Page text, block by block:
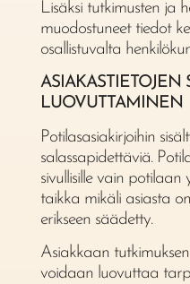
Lisäksi tutkimusten ja
muodostuneet tiedot
osallistuvalta
LUOVUTTAMINEN
Potilasasiakirjoihin
salassapidettäviä.
sivullisille vain potilaan
taikka mikäli asiasta
erikseen säädetty.
Asiakkaan
voidaan luovuttaa